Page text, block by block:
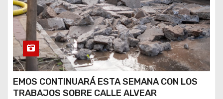
EMOS CONTINUARÁ ESTA SEMANA CON LOS
TRABAJOS SOBRE CALLE ALVEAR